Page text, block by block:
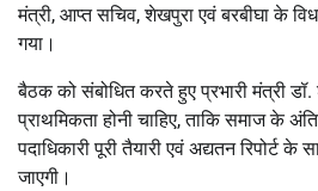
मंत्री, आप्त सचिव, शेखपुरा एवं बरबीघा के
गया।
बैठक को संबोधित करते हुए प्रभारी मंत्री डॉ.
प्राथमिकता होनी चाहिए, ताकि समाज के
पदाधिकारी पूरी तैयारी एवं अद्यतन रिपोर्ट
जाएगी।